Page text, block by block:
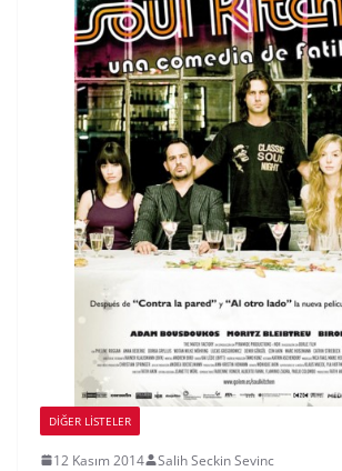
DIĞER LISTELER
12 Kasım 2014 Salih Seckin Sevinc